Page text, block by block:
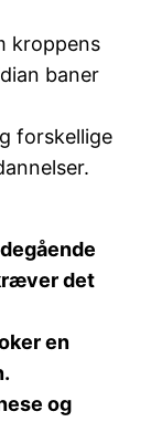
kroppens
baner
forskellige
det
en
og